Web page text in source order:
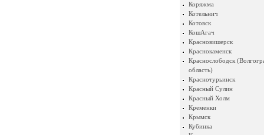
Коряжма
Котельнич
Котовск
КошАгач
Красновишерск
Краснокаменск
Краснослободск
область)
Краснотурьинск
Красный Сулин
Красный Холм
Кременки
Крымск
Кубинка